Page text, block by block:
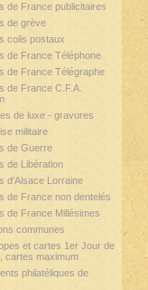
de France publicitaires
de grève
colis postaux
de France Téléphone
de France Télégraphe
de France C.F.A.
de luxe - gravures
militaire
de Guerre
de Libération
d'Alsace Lorraine
de France non dentelés
de France Millésimes
communes
et cartes 1er Jour de
cartes maximum
philatéliques de